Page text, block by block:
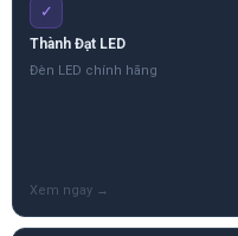
✓
Thành Đạt LED
Đèn LED chính hãng